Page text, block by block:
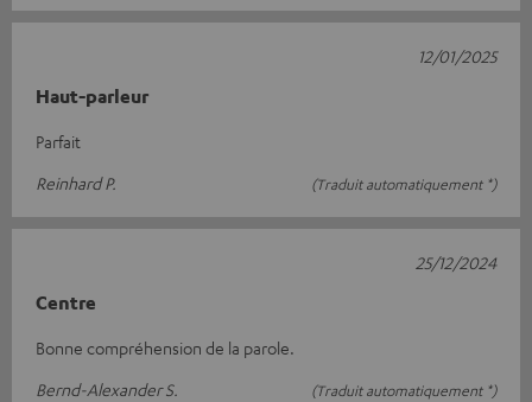
Haut-parleur
Parfait
Reinhard P.
(Traduit automatiquement *)
12/01/2025
Centre
Bonne compréhension de la parole.
Bernd-Alexander S.
(Traduit automatiquement *)
25/12/2024